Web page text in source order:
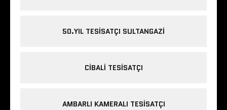
50.YIL TESISATÇI SULTANGAZI
CIBALI TESISATÇI
AMBARLI KAMERALI TESISATÇI